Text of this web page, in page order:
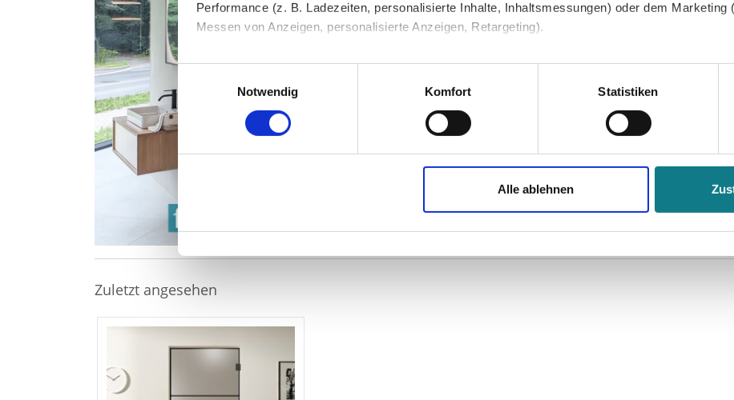
Performance (z. B. Ladezeiten, personalisierte Inhalte, Inhaltsmessungen) oder dem Marketing
Messen von Anzeigen, personalisierte Anzeigen, Retargeting).
Die Einzelheiten können Sie unter Datenschutz nachlesen. Über den Link "Cookies" am
die eingesetzten Technologien und Partner erfahren und die von Ihnen gewünschten
Indem Sie auf den Button "Zustimmen" klicken, willigen Sie in die Verarbeitung Ihrer
Impressum|Datenschutz
Notwendig
Komfort Statistiken
Alle ablehnen
Zuletzt angesehen